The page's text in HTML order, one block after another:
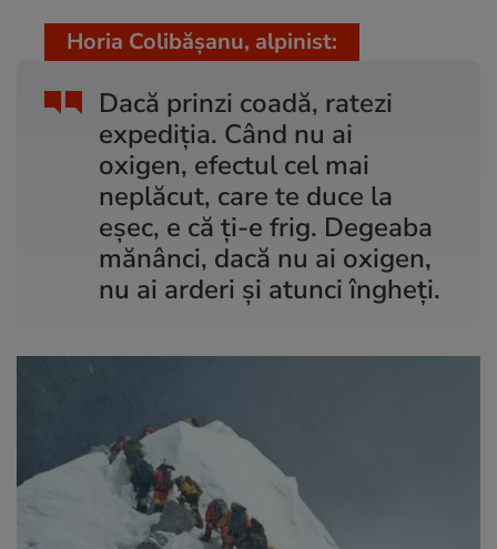
Dacă prinzi coadă, ratezi
expediția. Când nu ai
oxigen, efectul cel mai
neplăcut, care te duce la
eșec, e că ți-e frig. Degeaba
mănânci, dacă nu ai oxigen,
nu ai arderi și atunci îngheți.
Horia Colibășanu, alpinist: